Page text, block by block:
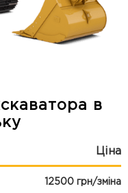
в
Ціна
12500 грн/зміна